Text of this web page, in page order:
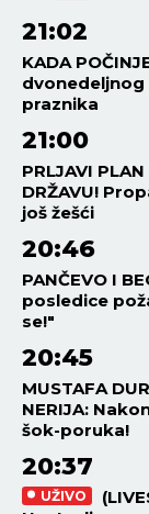
21:02
KADA
dvonedeljnog
praznika
21:00
PRLJAVI
DRŽAVU!
još žešći
20:46
PANČEVO I
posledice
se!"
20:45
MUSTAFA
NERIJA:
šok-poruka!
20:37
UŽIVO